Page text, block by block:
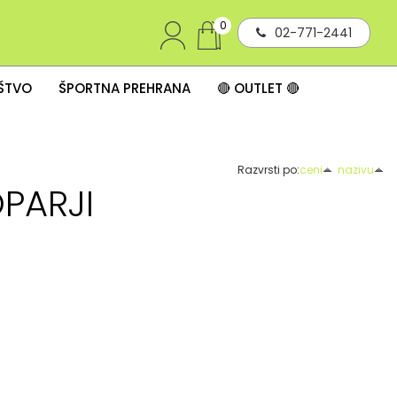
02-771-2441
0
ŠPORTNA PREHRANA 🔴 OUTLET 🔴
Razvrsti po:ceni nazivu